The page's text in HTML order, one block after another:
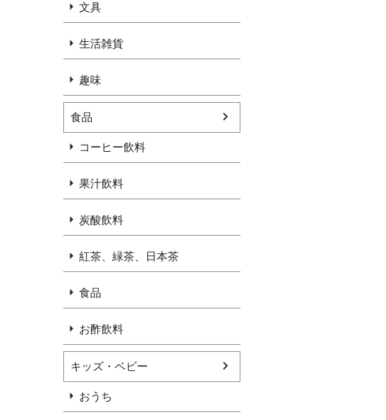
文具
生活雑貨
趣味
食品
コーヒー飲料
果汁飲料
炭酸飲料
紅茶、緑茶、日本茶
食品
お酢飲料
キッズ・ベビー
おうち